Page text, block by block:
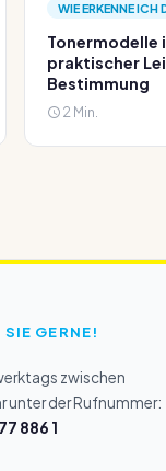
WIE ERKENNE
Tonermodelle
praktischer
Bestimmung
2 Min.
SIE GERNE!
zwischen
unter der Rufnummer:
886 1